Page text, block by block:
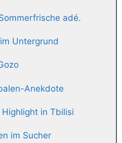
adé.
Untergrund
Anekdote
in Tbilisi
im Sucher